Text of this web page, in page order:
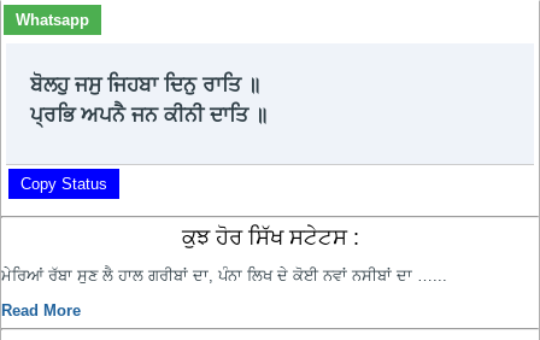
Whatsapp
ਬੋਲਹੁ ਜਸੁ ਜਿਹਬਾ ਦਿਨੁ ਰਾਤਿ ॥
ਪ੍ਰਭਿ ਅਪਨੈ ਜਨ ਕੀਨੀ ਦਾਤਿ ॥
Copy Status
ਕੁਝ ਹੋਰ ਸਿੱਖ ਸਟੇਟਸ :
ਮੇਰਿਆਂ ਰੱਬਾ ਸੁਣ ਲੈ ਹਾਲ ਗਰੀਬਾਂ ਦਾ, ਪੰਨਾ ਲਿਖ ਦੇ ਕੋਈ ਨਵਾਂ ਨਸੀਬਾਂ ਦਾ …...
Read More